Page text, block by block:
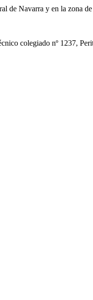
de Navarra y en la zona
colegiado nº 1237,